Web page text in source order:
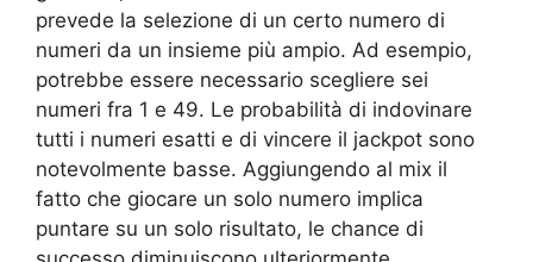
prevede la selezione di un certo numero di
numeri da un insieme più ampio. Ad esempio,
potrebbe essere necessario scegliere sei
numeri fra 1 e 49. Le probabilità di indovinare
tutti i numeri esatti e di vincere il jackpot sono
notevolmente basse. Aggiungendo al mix il
fatto che giocare un solo numero implica
puntare su un solo risultato, le chance di